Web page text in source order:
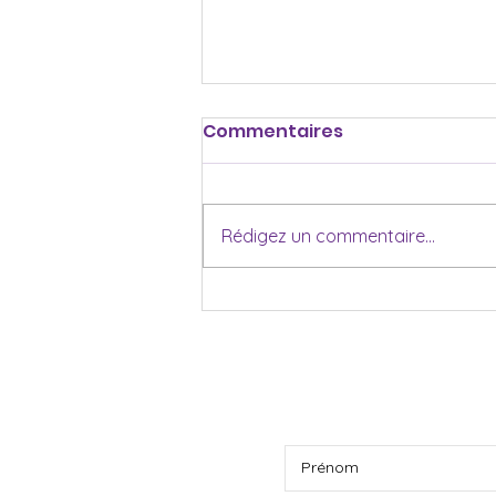
Être présente dans
Commentaires
Rédigez un commentaire...